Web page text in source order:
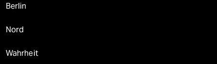
Berlin
Nord
Wahrheit